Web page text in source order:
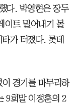
다. 박영현은 장두
이트 밀어내기 볼
가 터졌다. 롯데
경기를 마무리하
9회말 이정훈의 2